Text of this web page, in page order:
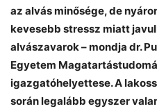
az alvás minősége, de
kevesebb stressz miatt
alvászavarok – mondja dr.
Egyetem
igazgatóhelyettese. A
során legalább egyszer